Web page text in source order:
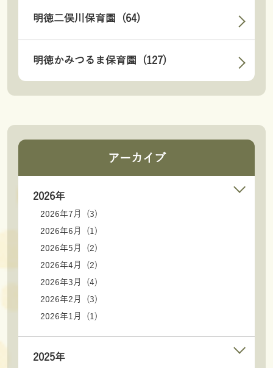
明徳二俣川保育園 (64)
明徳かみつるま保育園 (127)
アーカイブ
2026年
2026年7月 (3)
2026年6月 (1)
2026年5月 (2)
2026年4月 (2)
2026年3月 (4)
2026年2月 (3)
2026年1月 (1)
2025年